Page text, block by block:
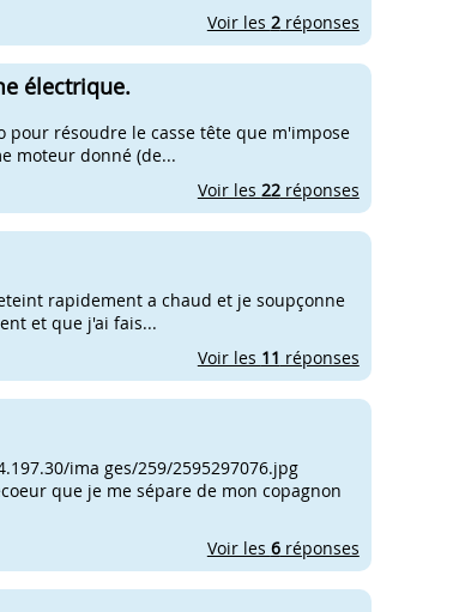
Voir les 2réponses
électrique.
pour résoudre le casse tête que m'impose
moteur donné (de...
Voir les 22réponses
rapidement a chaud et je soupçonne
et que j'ai fais...
Voir les 11 réponses
ima ges/259/2595297076.jpg
que je me sépare de mon copagnon
Voir les 6réponses